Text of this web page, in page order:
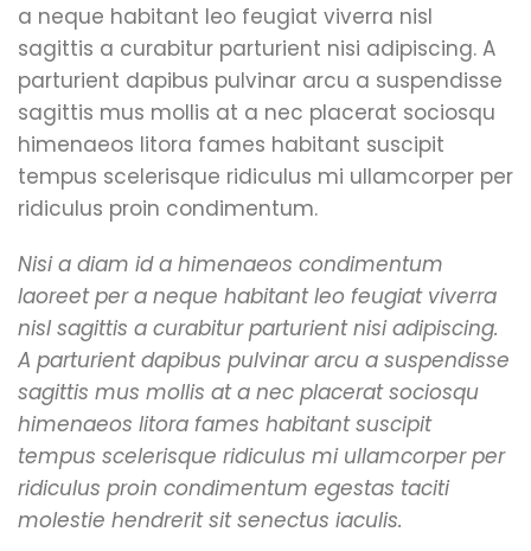
a neque habitant leo feugiat viverra nisl
sagittis a curabitur parturient nisi adipiscing. A
parturient dapibus pulvinar arcu a suspendisse
sagittis mus mollis at a nec placerat sociosqu
himenaeos litora fames habitant suscipit
tempus scelerisque ridiculus mi ullamcorper per
ridiculus proin condimentum.
Nisi a diam id a himenaeos condimentum
laoreet per a neque habitant leo feugiat viverra
nisl sagittis a curabitur parturient nisi adipiscing.
A parturient dapibus pulvinar arcu a suspendisse
sagittis mus mollis at a nec placerat sociosqu
himenaeos litora fames habitant suscipit
tempus scelerisque ridiculus mi ullamcorper per
ridiculus proin condimentum egestas taciti
molestie hendrerit sit senectus iaculis.